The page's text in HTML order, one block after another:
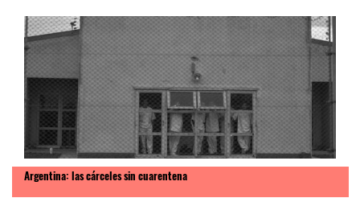
Argentina: las cárceles sin cuarentena